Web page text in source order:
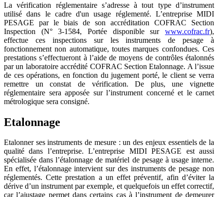
La vérification réglementaire s’adresse à tout type d’instrument
utilisé dans le cadre d'un usage réglementé. L’entreprise MIDI
PESAGE par le biais de son accréditation COFRAC Section
Inspection (N° 3-1584, Portée disponible sur www.cofrac.fr),
effectue ces inspections sur les instruments de pesage à
fonctionnement non automatique, toutes marques confondues. Ces
prestations s’effectueront à l’aide de moyens de contrôles étalonnés
par un laboratoire accrédité COFRAC Section Etalonnage. A l’issue
de ces opérations, en fonction du jugement porté, le client se verra
remettre un constat de vérification. De plus, une vignette
réglementaire sera apposée sur l’instrument concerné et le carnet
métrologique sera consigné.
Etalonnage
Etalonner ses instruments de mesure : un des enjeux essentiels de la
qualité dans l’entreprise. L’entreprise MIDI PESAGE est aussi
spécialisée dans l’étalonnage de matériel de pesage à usage interne.
En effet, l’étalonnage intervient sur des instruments de pesage non
réglementés. Cette prestation a un effet préventif, afin d’éviter la
dérive d’un instrument par exemple, et quelquefois un effet correctif,
car l’ajustage permet dans certains cas à l’instrument de demeurer